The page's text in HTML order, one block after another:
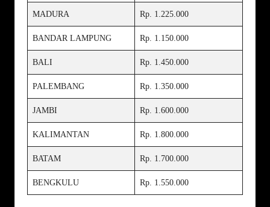
MADURA Rp. 1.225.000
BANDAR LAMPUNG Rp. 1.150.000
BALI Rp. 1.450.000
PALEMBANG Rp. 1.350.000
JAMBI Rp. 1.600.000
KALIMANTAN Rp. 1.800.000
BATAM Rp. 1.700.000
BENGKULU Rp. 1.550.000